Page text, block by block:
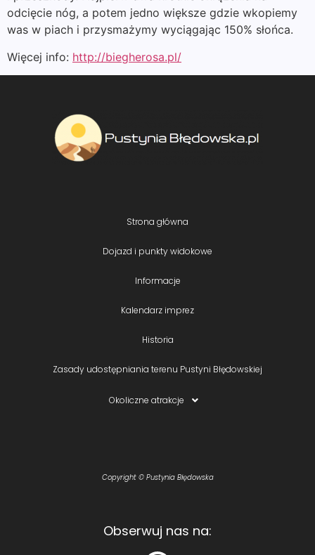
odcięcie nóg, a potem jedno większe gdzie wkopiemy
was w piach i przysmażymy wyciągając 150% słońca.
Więcej info: http://biegherosa.pl/
Strona główna
Dojazd i punkty widokowe
Informacje
Kalendarz imprez
Historia
Zasady udostępniania terenu Pustyni Błędowskiej
Okoliczne atrakcje
Copyright © Pustynia Błędowska
Obserwuj nas na: